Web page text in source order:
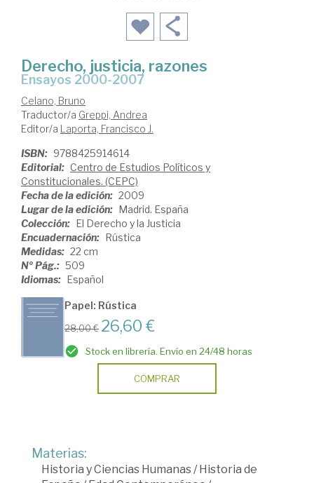
Derecho, justicia, razones
ensayos 2000-2007
Celano, Bruno
Traductor/a Greppi, Andrea
Editor/a Laporta, Francisco J.
ISBN: 9788425914614
Editorial: Centro de Estudios Políticos y
Constitucionales. (CEPC)
Fecha de la edición: 2009
Lugar de la edición: Madrid. España
Colección: El Derecho y la Justicia
Encuadernación: Rústica
Medidas: 22 cm
Nº Pág.: 509
Idiomas: Español
Papel: Rústica
28,00 € 26,60 €
Stock en librería. Envío en 24/48 horas
COMPRAR
Materias:
Historia y Ciencias Humanas/ Historia de